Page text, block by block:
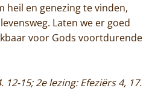
heil en genezing te vinden,
Laten we er goed
voor Gods voortdurende
12-15; 2e lezing: Efeziërs 4, 17.